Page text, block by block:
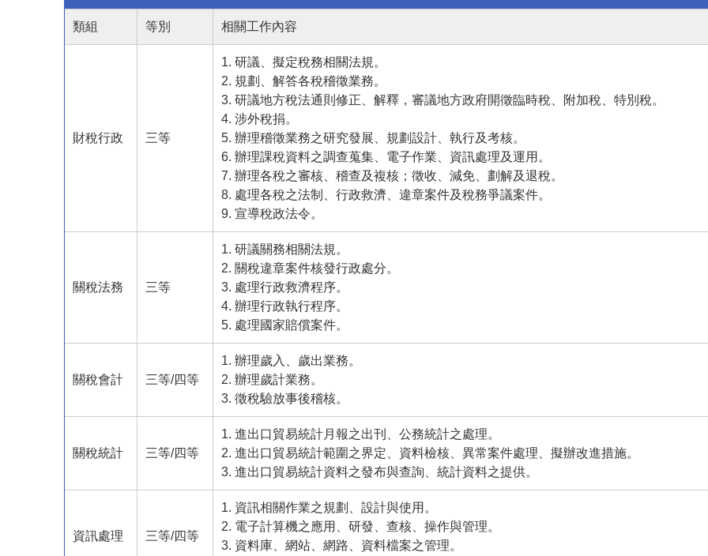
類組 等別 相關工作內容
財稅行政 三等
1. 研議、擬定稅務相關法規。
2. 規劃、解答各稅稽徵業務。
3. 研議地方稅法通則修正、解釋，審議地方政府開徵臨時稅、附加稅、特別稅。
4. 涉外稅捐。
5. 辦理稽徵業務之研究發展、規劃設計、執行及考核。
6. 辦理課稅資料之調查蒐集、電子作業、資訊處理及運用。
7. 辦理各稅之審核、稽查及複核；徵收、減免、劃解及退稅。
8. 處理各稅之法制、行政救濟、違章案件及稅務爭議案件。
9. 宣導稅政法令。
關稅法務 三等
1. 研議關務相關法規。
2. 關稅違章案件核發行政處分。
3. 處理行政救濟程序。
4. 辦理行政執行程序。
5. 處理國家賠償案件。
關稅會計 三等/四等
1. 辦理歲入、歲出業務。
2. 辦理歲計業務。
3. 徵稅驗放事後稽核。
關稅統計 三等/四等
1. 進出口貿易統計月報之出刊、公務統計之處理。
2. 進出口貿易統計範圍之界定、資料檢核、異常案件處理、擬辦改進措施。
3. 進出口貿易統計資料之發布與查詢、統計資料之提供。
資訊處理 三等/四等
1. 資訊相關作業之規劃、設計與使用。
2. 電子計算機之應用、研發、查核、操作與管理。
3. 資料庫、網站、網路、資料檔案之管理。